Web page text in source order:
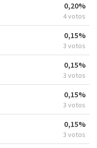
0,20%
4 votos
0,15%
3 votos
0,15%
3 votos
0,15%
3 votos
0,15%
3 votos